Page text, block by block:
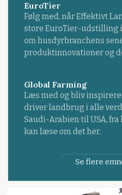
EuroTier
Følg med, når Effektivt
store EuroTier-udstilling
om husdyrbranchens
produktinnovationer og
Global Farming
Læs med og bliv
driver landbrug i alle
Saudi-Arabien til USA,
kan læse om det her.
Se flere